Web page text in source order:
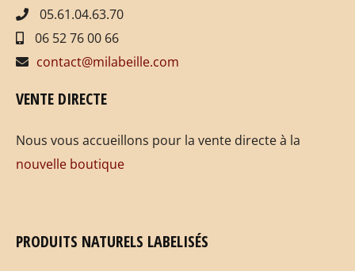
05.61.04.63.70
06 52 76 00 66
contact@milabeille.com
VENTE DIRECTE
Nous vous accueillons pour la vente directe à la
nouvelle boutique
PRODUITS NATURELS LABELISÉS